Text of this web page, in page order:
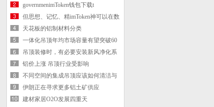
包
governmenimToken钱包下载t
procurement
但思想、记忆、精imToken神可以在数
字世界流传
天花板的铝制材料分类
一体化吊顶年均市场容量有望突破60
亿元
吊顶装修时，有必要安装新风净化系
统吗？
铝价上涨 吊顶行业受影响
不同空间的集成吊顶应该如何清洁与
保养？
伊朗正在寻求更多铝土矿供应
建材家居O2O发展四重天